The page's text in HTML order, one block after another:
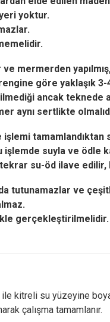
yoktur.
mermerden
rengine göre yaklaşık
ancak teknede
aynı sertlikte
işlemi tamamlandıktan
suyla ve ödle
su-öd ilave edilir,
tutunamazlar ve
gerçekleştirilmelidir.
kitreli su yüzeyine boya
çalışma tamamlanır.